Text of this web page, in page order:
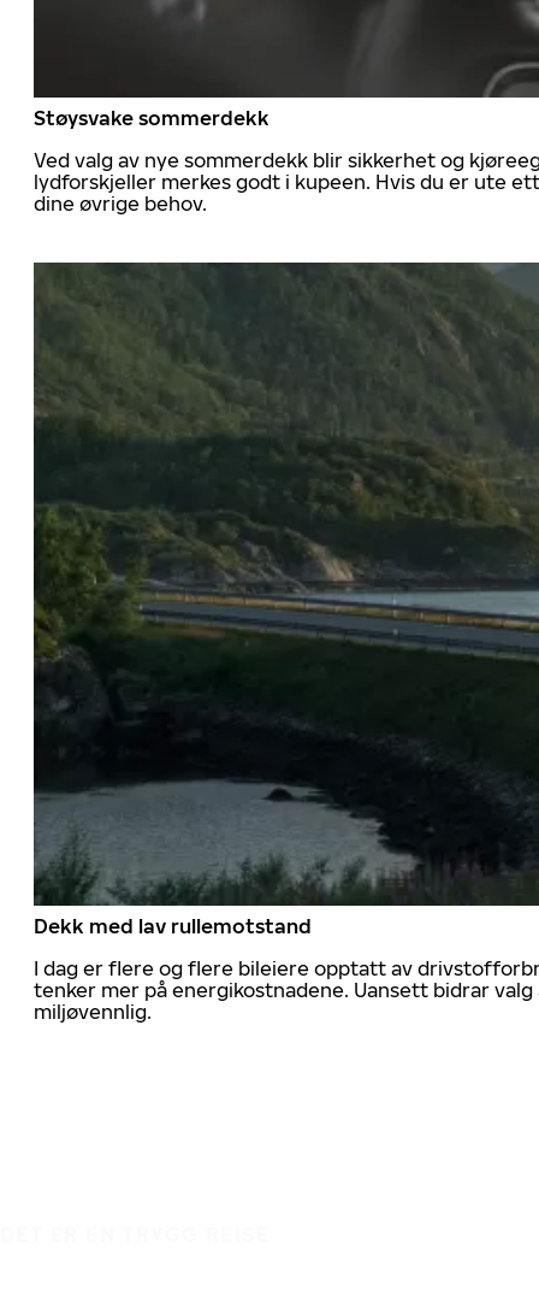
Støysvake sommerdekk
Ved valg av nye sommerdekk blir sikkerhet og
lydforskjeller merkes godt i kupeen. Hvis du er ute
dine øvrige behov.
Dekk med lav rullemotstand
I dag er flere og flere bileiere opptatt av
tenker mer på energikostnadene. Uansett bidrar
miljøvennlig.